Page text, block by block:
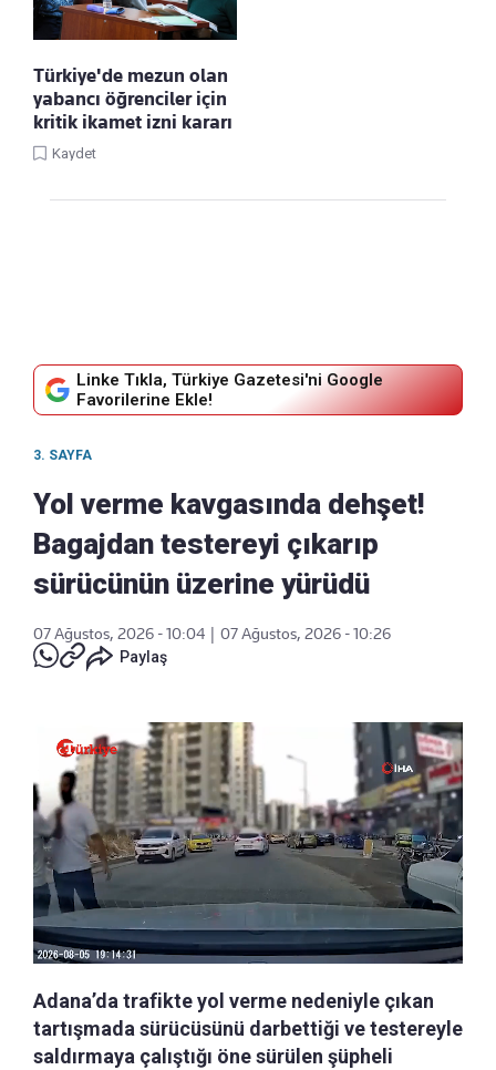
Türkiye'de mezun olan
yabancı öğrenciler için
kritik ikamet izni kararı
Kaydet
Linke Tıkla, Türkiye Gazetesi'ni Google
Favorilerine Ekle!
3. SAYFA
Yol verme kavgasında dehşet!
Bagajdan testereyi çıkarıp
sürücünün üzerine yürüdü
07 Ağustos, 2026 - 10:04
07 Ağustos, 2026 - 10:26
Paylaş
Adana’da trafikte yol verme nedeniyle çıkan
tartışmada sürücüsünü darbettiği ve testereyle
saldırmaya çalıştığı öne sürülen şüpheli